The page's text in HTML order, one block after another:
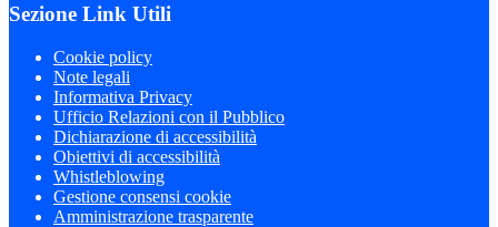
Sezione Link Utili
Cookie policy
Note legali
Informativa Privacy
Ufficio Relazioni con il Pubblico
Dichiarazione di accessibilità
Obiettivi di accessibilità
Whistleblowing
Gestione consensi cookie
Amministrazione trasparente